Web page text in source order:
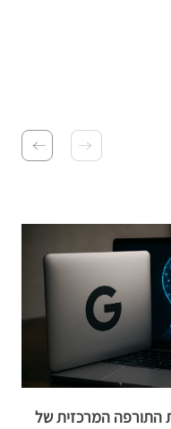
התורפה המרכזית של